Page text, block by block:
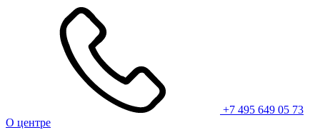
+7 495 649 05 73
О центре